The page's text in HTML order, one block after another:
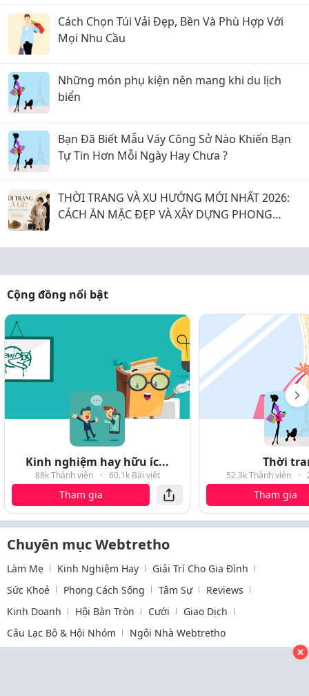
Cách Chọn Túi Vải Đẹp, Bền Và Phù Hợp Với
Mọi Nhu Cầu
Những món phụ kiện nên mang khi du lịch
biển
Bạn Đã Biết Mẫu Váy Công Sở Nào Khiến Bạn
Tự Tin Hơn Mỗi Ngày Hay Chưa ?
THỜI TRANG VÀ XU HƯỚNG MỚI NHẤT 2026:
CÁCH ĂN MẶC ĐẸP VÀ XÂY DỰNG PHONG
Cộng đồng nổi bật
Kinh nghiệm hay hữu íc...
88k Thành viên · 60.1k Bài viết
Tham gia
Thời
52.3k Thành viên ·
Tham gia
Chuyên mục Webtretho
Làm Mẹ Kinh Nghiệm Hay
Giải Trí Cho Gia Đình
Sức Khoẻ
Phong Cách Sống Tâm Sự
Reviews
Kinh Doanh
Hội Bàn Tròn Cưới
Giao Dịch
Câu Lạc Bộ & Hội Nhóm
Ngôi Nhà Webtretho